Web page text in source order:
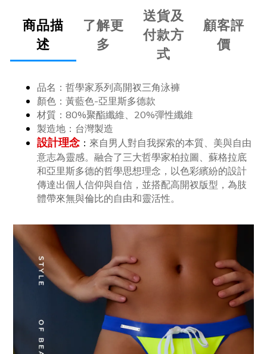
商品描
述
了解更
多
送貨及
付款方
式
顧客評
價
品名： 哲學家系列高開衩三角泳褲
顏色： 黃藍色-亞里斯多德款
材質：80%聚酯纖維、20%彈性纖維
製造地：台灣製造
設計理念： 來自男人對自我探索的本質、美與自由
意志為靈感。融合了三大哲學家柏拉圖、蘇格拉底
和亞里斯多德的哲學思想理念，以色彩繽紛的設計
傳達出個人信仰與自信，並搭配高開衩版型，為肢
體帶來無與倫比的自由和靈活性。